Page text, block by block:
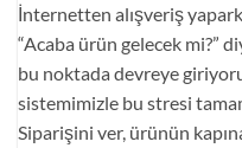
İnternetten alışveriş
“Acaba ürün gelecek mi?”
bu noktada devreye
sistemimizle bu stresi
Siparişini ver, ürünün